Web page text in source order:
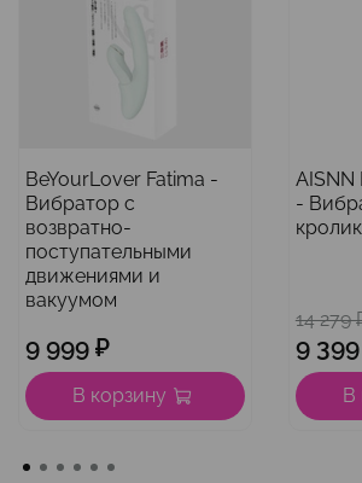
BeYourLover Fatima -
Вибратор с
возвратно-
поступательными
движениями и
вакуумом
9 999 ₽
В корзину
AISNN
-
кролик
14 279
9
В